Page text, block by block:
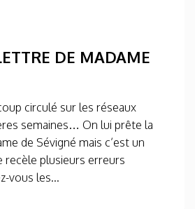
DE MADAME
circulé sur les réseaux
semaines… On lui prête la
de Sévigné mais c’est un
recèle plusieurs erreurs
vous les...